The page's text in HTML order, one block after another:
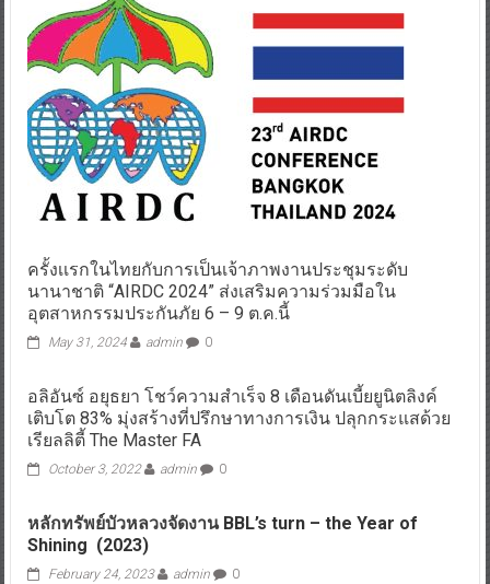
ครั้งเเรกในไทยกับการเป็นเจ้าภาพงานประชุมระดับ
นานาชาติ “AIRDC 2024” ส่งเสริมความร่วมมือใน
อุตสาหกรรมประกันภัย 6 – 9 ต.ค.นี้
May 31, 2024 admin 0
อลิอันซ์ อยุธยา โชว์ความสำเร็จ 8 เดือนดันเบี้ยยูนิตลิงค์
เติบโต 83% มุ่งสร้างที่ปรึกษาทางการเงิน ปลุกกระแสด้วย
เรียลลิตี้ The Master FA
October 3, 2022 admin 0
หลักทรัพย์บัวหลวงจัดงานBBL’s turn – the Year of
Shining (2023)
February 24, 2023 admin 0